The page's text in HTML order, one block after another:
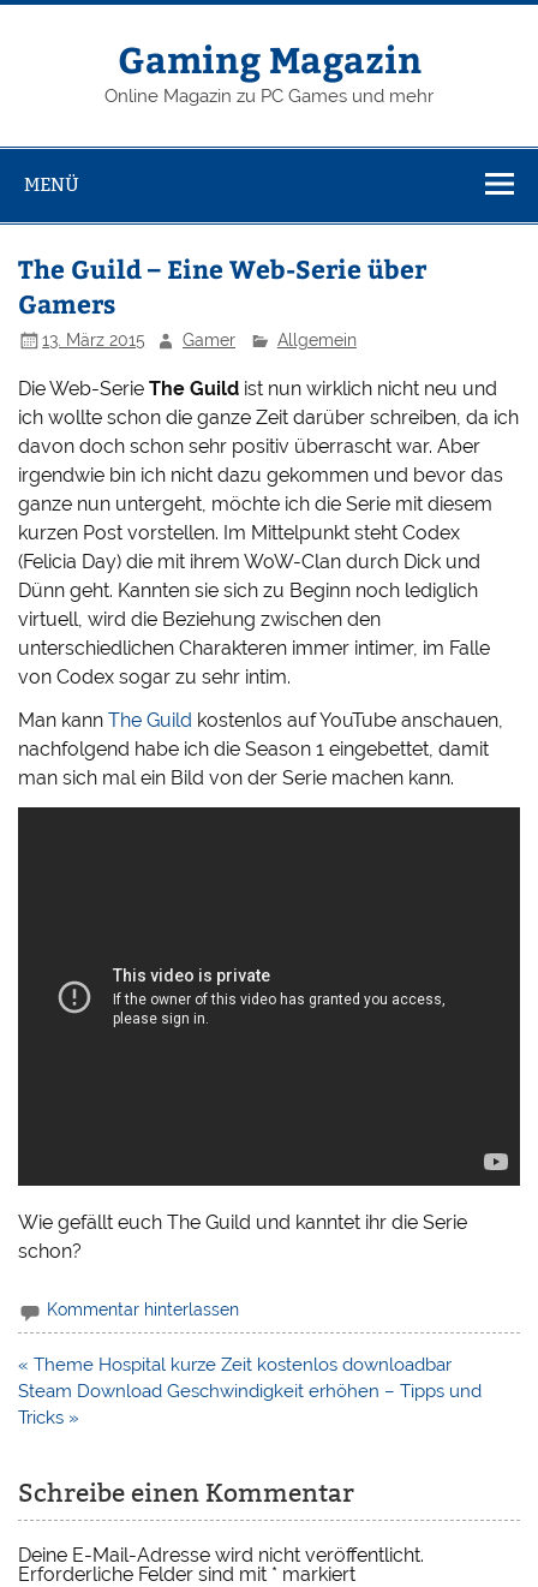
Zum
Gaming Magazin
Online Magazin zu PC Games und mehr
MENÜ
The Guild – Eine Web-Serie über
Gamers
13. März 2015 Gamer Allgemein
Die Web-SerieThe Guild ist nun wirklich nicht neu und
ich wollte schon die ganze Zeit darüber schreiben, da ich
davon doch schon sehr positiv überrascht war. Aber
irgendwie bin ich nicht dazu gekommen und bevor das
ganze nun untergeht, möchte ich die Serie mit diesem
kurzen Post vorstellen. Im Mittelpunkt steht Codex
(Felicia Day) die mit ihrem WoW-Clan durch Dick und
Dünn geht. Kannten sie sich zu Beginn noch lediglich
virtuell, wird die Beziehung zwischen den
unterschiedlichen Charakteren immer intimer, im Falle
von Codex sogar zu sehr intim.
Man kannThe Guild kostenlos auf YouTube anschauen,
nachfolgend habe ich die Season 1 eingebettet, damit
man sich mal ein Bild von der Serie machen kann.
Wie gefällt euch The Guild und kanntet ihr die Serie
schon?
Kommentar hinterlassen
Beitragsnavigation
« Theme Hospital kurze Zeit kostenlos downloadbar
Steam Download Geschwindigkeit erhöhen – Tipps und
Tricks »
Schreibe einen Kommentar
Deine E-Mail-Adresse wird nicht veröffentlicht.
Erforderliche Felder sind mit * markiert